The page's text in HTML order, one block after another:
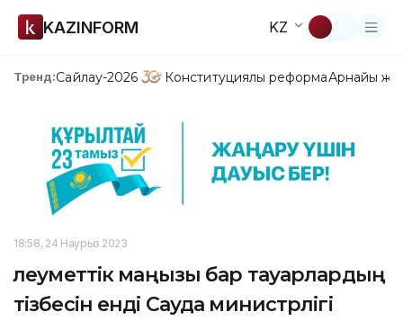
KAZINFORM KZ
Тренд:Сайлау-2026 Конституциялық реформаАрнайы
18:58, 24 Наурыз 2023
Әлеуметтік маңызы бар тауарлардың
тізбесін енді Сауда министрлігі